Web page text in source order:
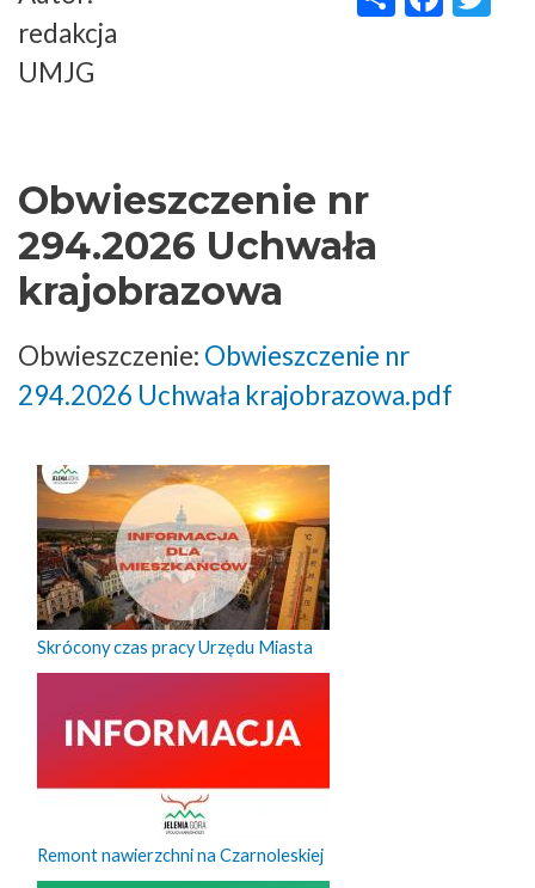
redakcja
UMJG
Obwieszczenie nr
294.2026 Uchwała
krajobrazowa
Obwieszczenie: Obwieszczenie nr
294.2026 Uchwała krajobrazowa.pdf
Skrócony czas pracy Urzędu Miasta
Remont nawierzchni na Czarnoleskiej